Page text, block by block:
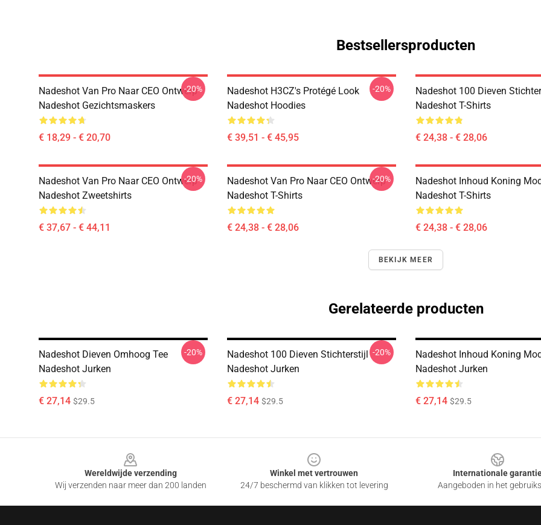
Bestsellersproducten
Nadeshot Van Pro Naar CEO Ontwerp
Nadeshot Gezichtsmaskers
€ 18,29 - € 20,70
-20%
Nadeshot H3CZ's Protégé Look
Nadeshot Hoodies
€ 39,51 - € 45,95
-20%
Nadeshot 100 Dieven
Nadeshot T-Shirts
€ 24,38 - € 28,06
Nadeshot Van Pro Naar CEO Ontwerp
Nadeshot Zweetshirts
€ 37,67 - € 44,11
-20%
Nadeshot Van Pro Naar CEO Ontwerp
Nadeshot T-Shirts
€ 24,38 - € 28,06
-20%
Nadeshot Inhoud Koning
Nadeshot T-Shirts
€ 24,38 - € 28,06
BEKIJK MEER
Gerelateerde producten
Nadeshot Dieven Omhoog Tee
Nadeshot Jurken
€ 27,14 $29.5
-20%
Nadeshot 100 Dieven Stichterstijl
Nadeshot Jurken
€ 27,14 $29.5
-20%
Nadeshot Inhoud Koning
Nadeshot Jurken
€ 27,14 $29.5
Wereldwijde verzending
Wij verzenden naar meer dan 200 landen
Winkel met vertrouwen
24/7 beschermd van klikken tot levering
Internationale
Aangeboden in het